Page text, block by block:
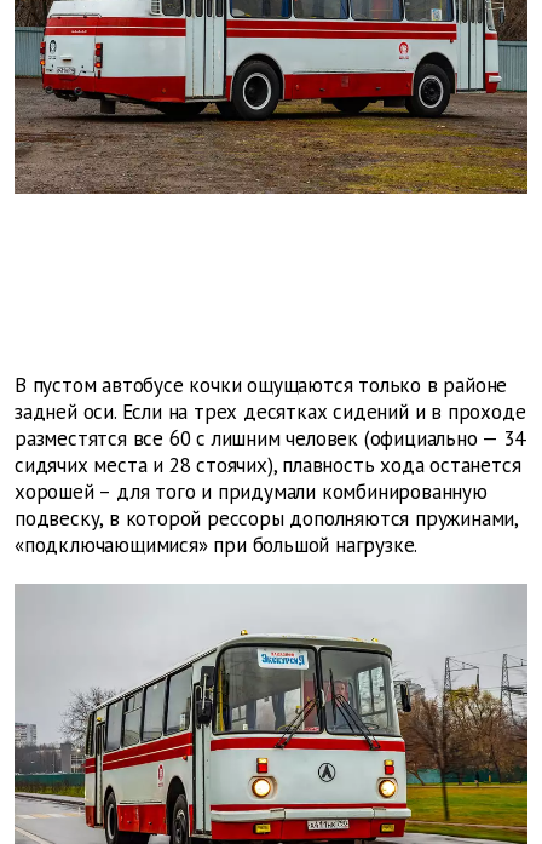
В пустом автобусе кочки ощущаются только в районе
задней оси. Если на трех десятках сидений и в проходе
разместятся все 60 с лишним человек (официально — 34
сидячих места и 28 стоячих), плавность хода останется
хорошей – для того и придумали комбинированную
подвеску, в которой рессоры дополняются пружинами,
«подключающимися» при большой нагрузке.